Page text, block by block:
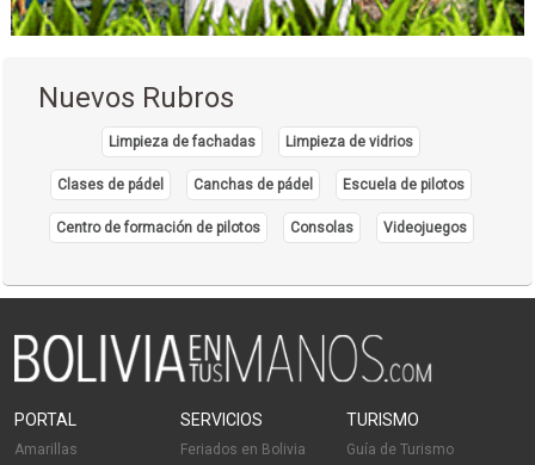
Nuevos Rubros
Limpieza de fachadas Limpieza de vidrios
Clases de pádel Canchas de pádel Escuela de pilotos
Centro de formación de pilotos Consolas Videojuegos
PORTAL
Amarillas
SERVICIOS
Feriados en Bolivia
TURISMO
Guía de Turismo